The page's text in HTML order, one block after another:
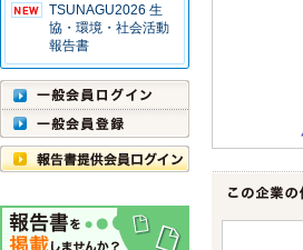
TSUNAGU2026 生
協・環境・社会活動
報告書